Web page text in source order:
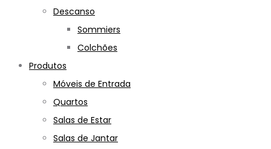
Descanso
Sommiers
Colchões
Produtos
Móveis de Entrada
Quartos
Salas de Estar
Salas de Jantar